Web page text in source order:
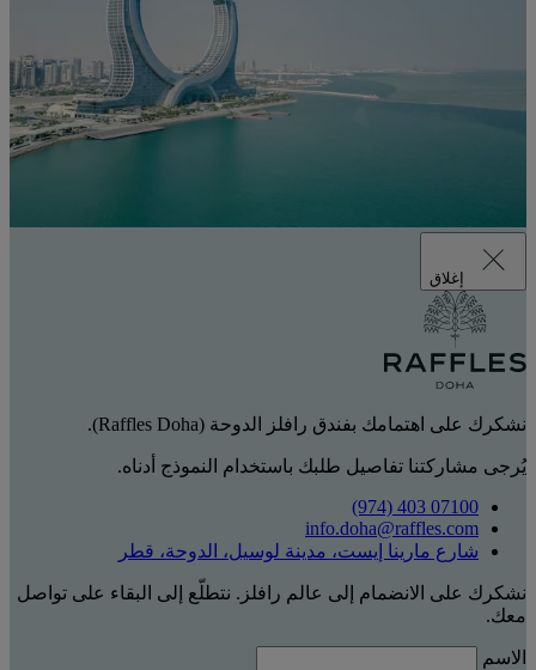
إغلاق
نشكرك على اهتمامك بفندق رافلز الدوحة (Raffles Doha).
يُرجى مشاركتنا تفاصيل طلبك باستخدام النموذج أدناه.
‎(974) 403 07100‏
info.doha@raffles.com
شارع مارينا إيست، مدينة لوسيل، الدوحة، قطر
نشكرك على الانضمام إلى عالم رافلز. نتطلّع إلى البقاء على تواصل
معك.
الاسم